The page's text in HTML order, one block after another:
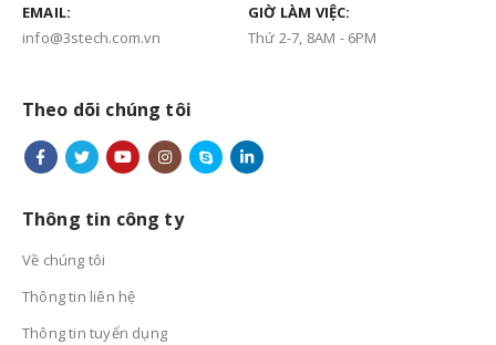
EMAIL:
info@3stech.com.vn
GIỜ LÀM VIỆC:
Thứ 2-7, 8AM - 6PM
Theo dõi chúng tôi
Thông tin công ty
Về chúng tôi
Thông tin liên hệ
Thông tin tuyển dụng